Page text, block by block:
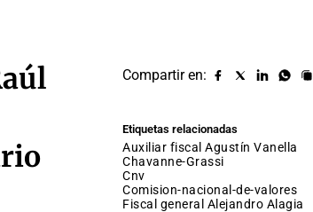
Compartir en:
Compartir
Compartir
Etiquetas relacionadas
auxiliar fiscal Agustín Vanella
Chavanne-Grassi
cnv
comision-nacional-de-valores
Fiscal general Alejandro Alagia